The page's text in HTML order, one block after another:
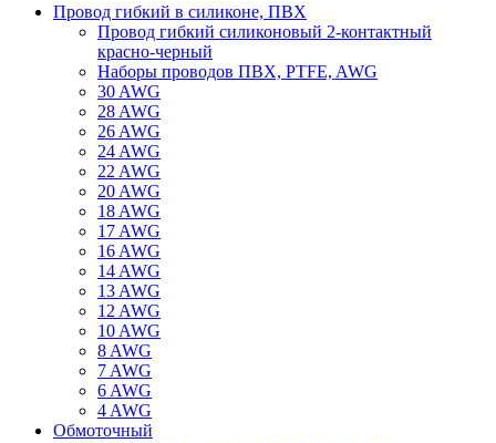
Провод гибкий в силиконе, ПВХ
Провод гибкий силиконовый 2-контактный
красно-черный
Наборы проводов ПВХ, PTFE, AWG
30 AWG
28 AWG
26 AWG
24 AWG
22 AWG
20 AWG
18 AWG
17 AWG
16 AWG
14 AWG
13 AWG
12 AWG
10 AWG
8 AWG
7 AWG
6 AWG
4 AWG
Обмоточный